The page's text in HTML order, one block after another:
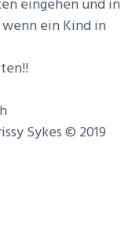
eingehen und in
ein Kind in
Sykes © 2019